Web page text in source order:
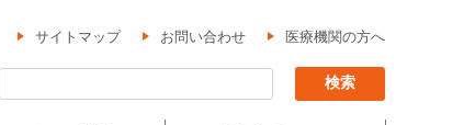
サイトマップ お問い合わせ 医療機関の方へ